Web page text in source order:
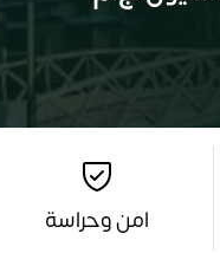
امن وحراسة